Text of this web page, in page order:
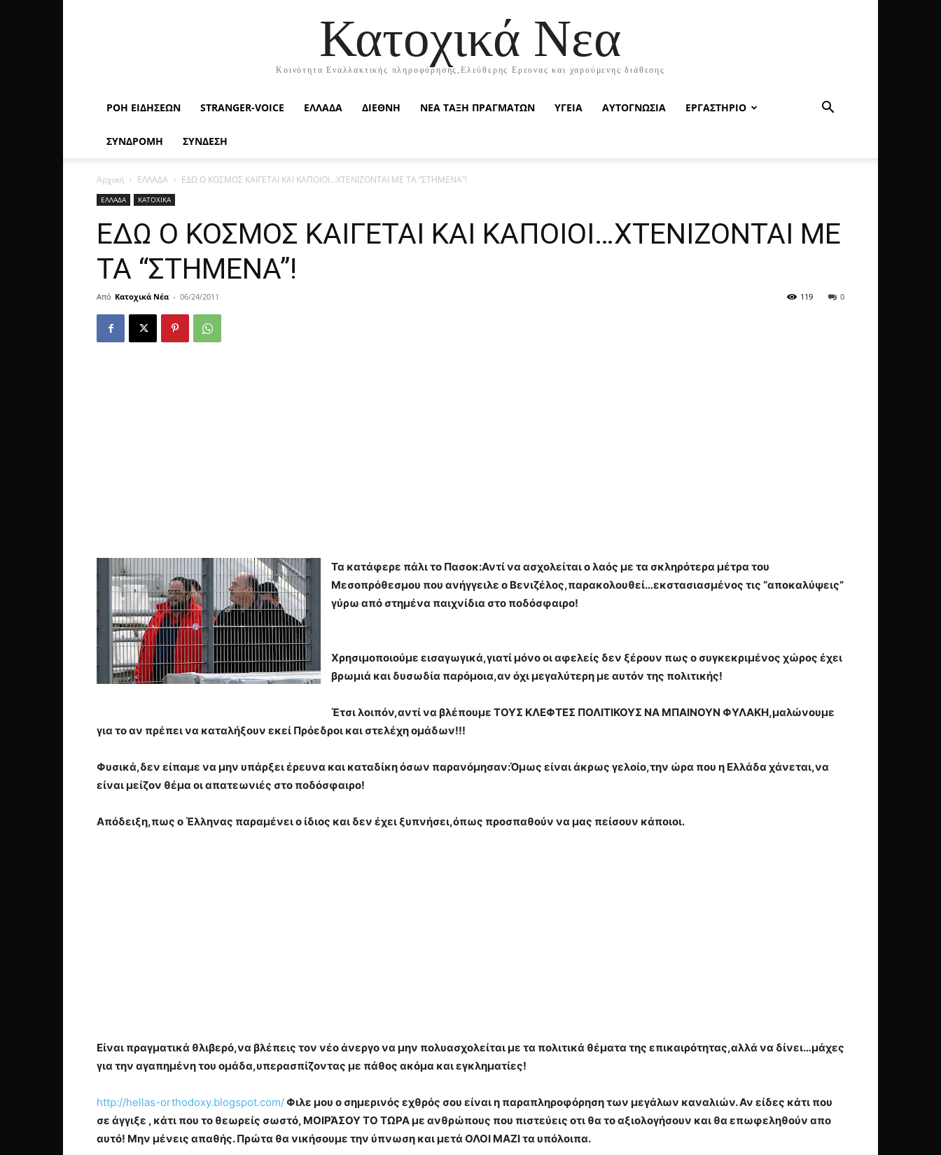
Κατοχικά Νεα
Κοινότητα Εναλλακτικής πληροφόρησης,Ελεύθερης Ερευνας και χαρούμενης διάθεσης
ΡΟΉ ΕΙΔΉΣΕΩΝ STRANGER-VOICE ΕΛΛΑΔΑ ΔΙΕΘΝΗ ΝΕΑ ΤΑΞΗ ΠΡΑΓΜΑΤΩΝ ΥΓΕΙΑ ΑΥΤΟΓΝΩΣΙΑ ΕΡΓΑΣΤΗΡΙΟ
ΣΥΝΔΡΟΜΗ ΣΥΝΔΕΣΗ
Αρχική ΕΛΛΑΔΑ ΕΔΩ Ο ΚΟΣΜΟΣ ΚΑΙΓΕΤΑΙ ΚΑΙ ΚΑΠΟΙΟΙ…ΧΤΕΝΙΖΟΝΤΑΙ ΜΕ ΤΑ “ΣΤΗΜΕΝΑ”!
ΕΛΛΑΔΑ ΚΑΤΟΧΙΚΑ
ΕΔΩ Ο ΚΟΣΜΟΣ ΚΑΙΓΕΤΑΙ ΚΑΙ ΚΑΠΟΙΟΙ…ΧΤΕΝΙΖΟΝΤΑΙ ΜΕ
ΤΑ “ΣΤΗΜΕΝΑ”!
Από Κατοχικά Νέα - 06/24/2011 0
119
Τα κατάφερε πάλι το Πασοκ:Αντί να ασχολείται ο λαός με τα σκληρότερα μέτρα του
Μεσοπρόθεσμου που ανήγγειλε ο Βενιζέλος,παρακολουθεί…εκστασιασμένος τις “αποκαλύψεις”
γύρω από στημένα παιχνίδια στο ποδόσφαιρο!
Χρησιμοποιούμε εισαγωγικά,γιατί μόνο οι αφελείς δεν ξέρουν πως ο συγκεκριμένος χώρος έχει
βρωμιά και δυσωδία παρόμοια,αν όχι μεγαλύτερη με αυτόν της πολιτικής!
Έτσι λοιπόν,αντί να βλέπουμε ΤΟΥΣ ΚΛΕΦΤΕΣ ΠΟΛΙΤΙΚΟΥΣ ΝΑ ΜΠΑΙΝΟΥΝ ΦΥΛΑΚΗ,μαλώνουμε
για το αν πρέπει να καταλήξουν εκεί Πρόεδροι και στελέχη ομάδων!!!
Φυσικά,δεν είπαμε να μην υπάρξει έρευνα και καταδίκη όσων παρανόμησαν:Όμως είναι άκρως γελοίο,την ώρα που η Ελλάδα χάνεται,να
είναι μείζον θέμα οι απατεωνιές στο ποδόσφαιρο!
Απόδειξη,πως ο Έλληνας παραμένει ο ίδιος και δεν έχει ξυπνήσει,όπως προσπαθούν να μας πείσουν κάποιοι.
Είναι πραγματικά θλιβερό,να βλέπεις τον νέο άνεργο να μην πολυασχολείται με τα πολιτικά θέματα της επικαιρότητας,αλλά να δίνει…μάχες
για την αγαπημένη του ομάδα,υπερασπίζοντας με πάθος ακόμα και εγκληματίες!
http://hellas-orthodoxy.blogspot.com/ Φιλε μου ο σημερινός εχθρός σου είναι η παραπληροφόρηση των μεγάλων καναλιών. Αν είδες κάτι που
σε άγγιξε , κάτι που το θεωρείς σωστό, ΜΟΙΡΆΣΟΥ ΤΟ ΤΩΡΑ με ανθρώπους που πιστεύεις οτι θα το αξιολογήσουν και θα επωφεληθούν απο
αυτό! Μην μένεις απαθής. Πρώτα θα νικήσουμε την ύπνωση και μετά ΟΛΟΙ ΜΑΖΙ τα υπόλοιπα.